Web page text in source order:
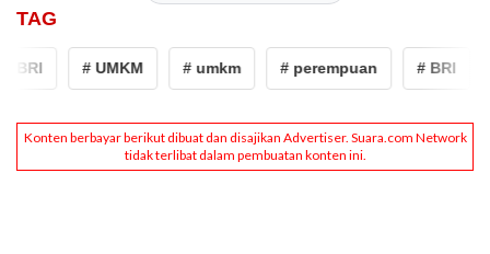
TAG
# UMKM # umkm # perempuan # BRI